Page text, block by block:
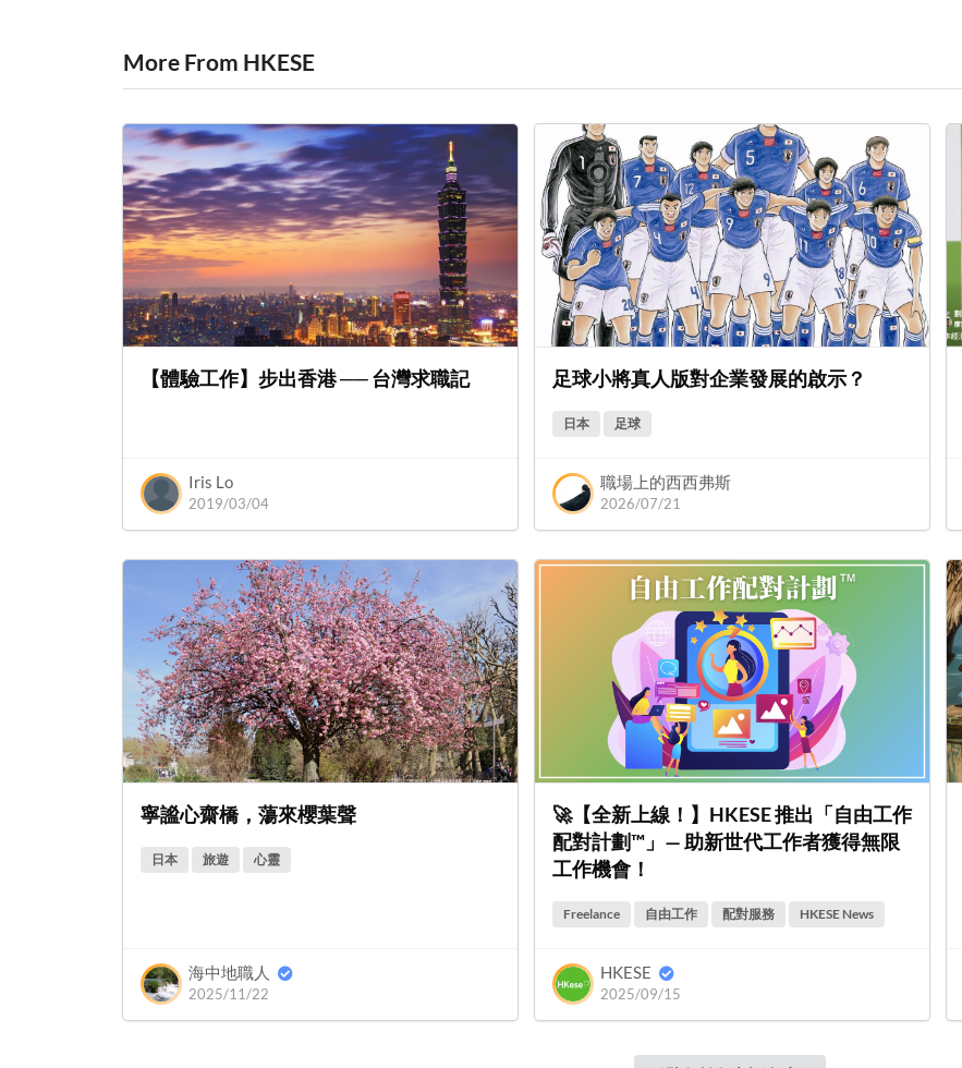
More From HKESE
【體驗工作】步出香港 ── 台灣求職記
Iris Lo
2019/03/04
足球小將真人版對企業發展的啟示？
日本 足球
職場上的西西弗斯
2026/07/21
寧謐心齋橋，蕩來櫻葉聲
日本 旅遊 心靈
海中地職人
2025/11/22
🚀【全新上線！】HKESE 推出「自由工作
配對計劃™」— 助新世代工作者獲得無限
工作機會！
Freelance 自由工作 配對服務 HKESE News
HKESE
2025/09/15